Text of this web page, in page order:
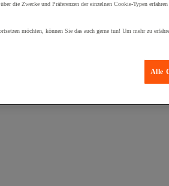
die Zwecke und Präferenzen der einzelnen Cookie-Typen
möchten, können Sie das auch gerne tun! Um mehr zu
Alle